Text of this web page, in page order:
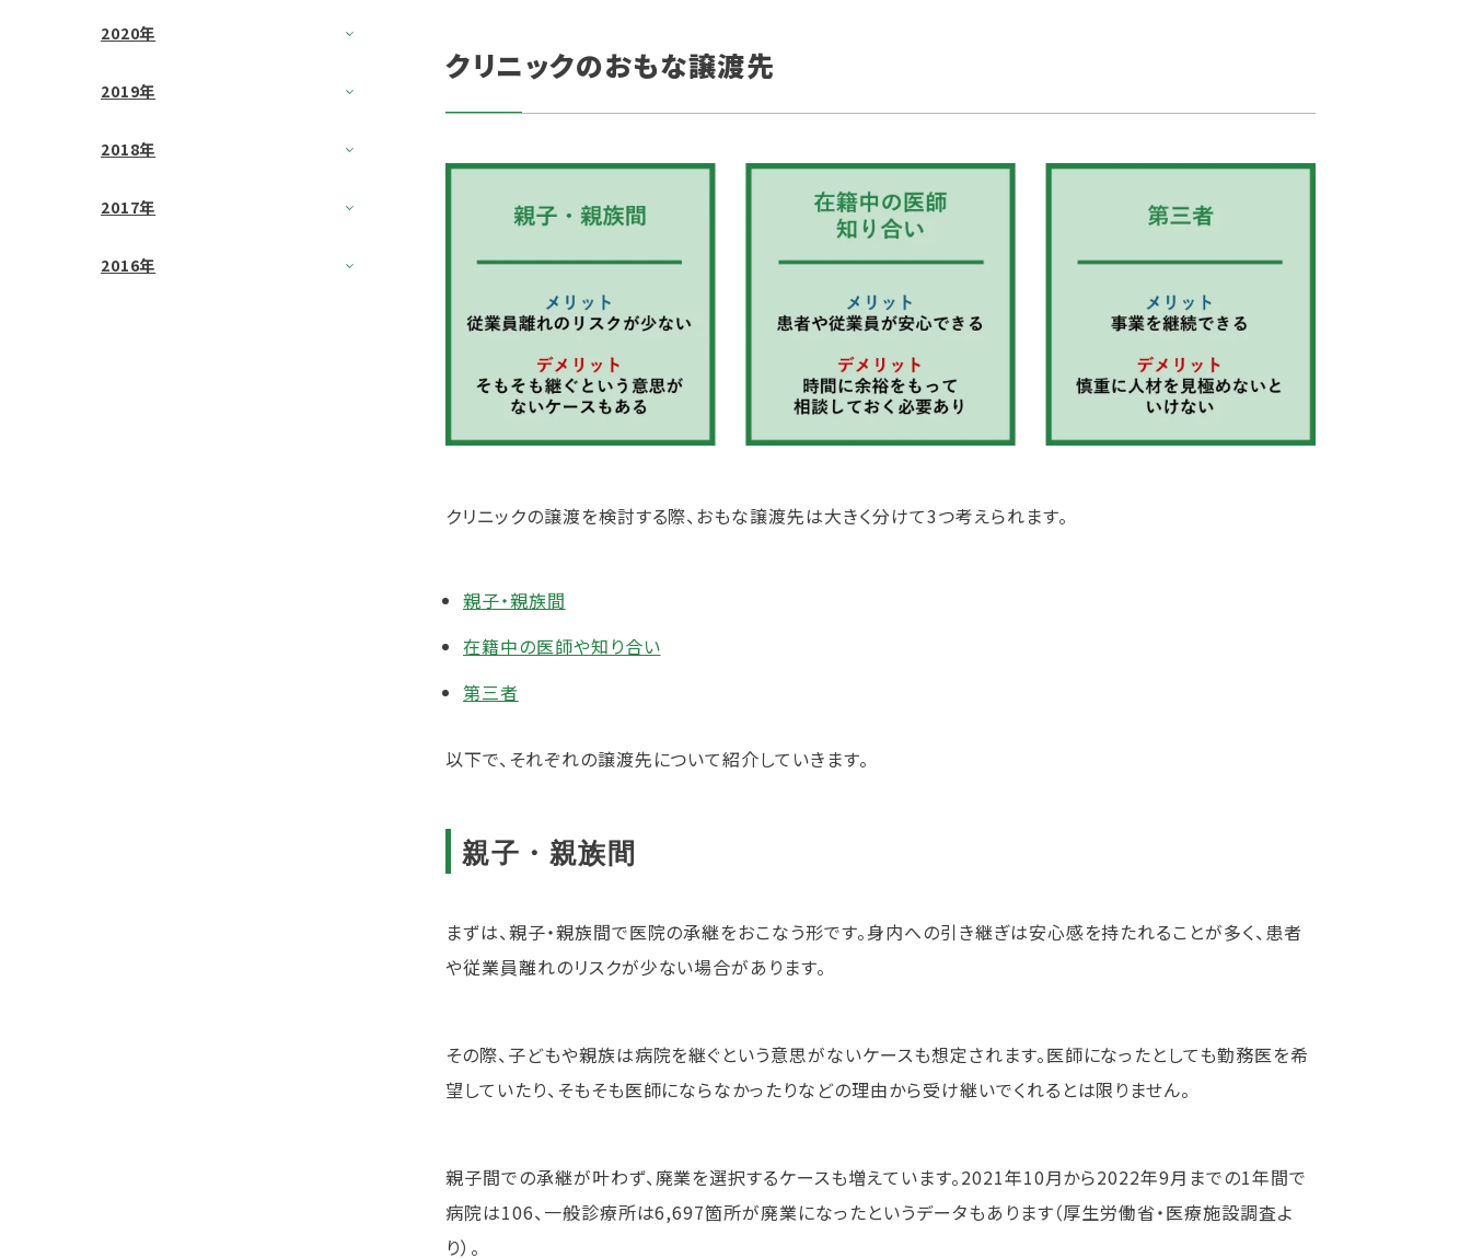
2020年
2019年
2018年
2017年
2016年
クリニックのおもな譲渡先
クリニックの譲渡を検討する際、おもな譲渡先は大きく分けて3つ考えられます。
親子・親族間
在籍中の医師や知り合い
第三者
以下で、それぞれの譲渡先について紹介していきます。
親子・親族間
まずは、親子・親族間で医院の承継をおこなう形です。身内への引き継ぎは安心感を持たれることが多く、患者
や従業員離れのリスクが少ない場合があります。
その際、子どもや親族は病院を継ぐという意思がないケースも想定されます。医師になったとしても勤務医を希
望していたり、そもそも医師にならなかったりなどの理由から受け継いでくれるとは限りません。
親子間での承継が叶わず、廃業を選択するケースも増えています。2021年10月から2022年9月までの1年間で
病院は106、一般診療所は6,697箇所が廃業になったというデータもあります（厚生労働省・医療施設調査よ
り）。